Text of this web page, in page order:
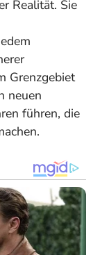
Realität. Sie
Grenzgebiet
neuen
führen, die